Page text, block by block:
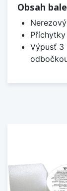
Obsah
Výpusť 3